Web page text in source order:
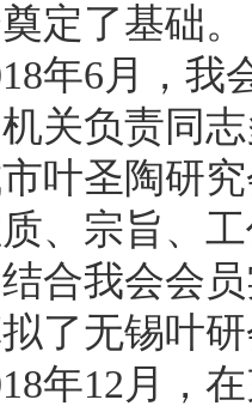
定了基础。
6月，我会
关负责同
叶圣陶研
、宗旨、
合我会会
了无锡叶
12月，在